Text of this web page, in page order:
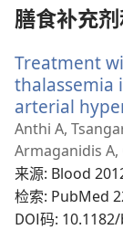
膳食补充
Treatment
thalassemia
arterial
Anthi A,
Armaganidis A,
来源‎: Blood
检索‎: PubMed
DOI码‎: